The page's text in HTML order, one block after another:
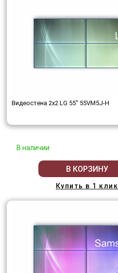
Видеостена 2x2 LG 55" 55VM5J-H
В наличии
В КОРЗИНУ
Купить в 1 клик